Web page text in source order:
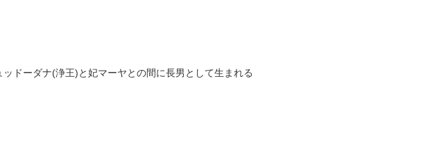
ドーダナ(浄王)と妃マーヤとの間に長男として生まれる